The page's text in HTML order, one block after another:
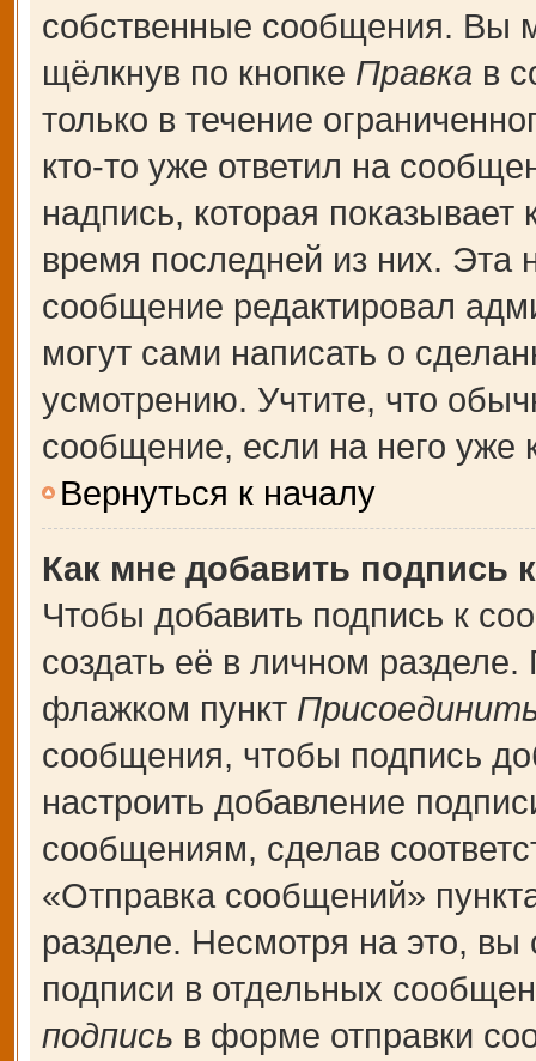
собственные сообщения. Вы
щёлкнув по кнопке Правка в
только в течение
кто-то уже ответил на
надпись, которая показывает
время последней из них. Эта
сообщение редактировал
могут сами написать о
усмотрению. Учтите, что
сообщение, если на него уже
Вернуться к началу
Как мне добавить подпись
Чтобы добавить подпись к
создать её в личном
флажком пункт
сообщения, чтобы подпись
настроить добавление
сообщениям, сделав
«Отправка сообщений»
разделе. Несмотря на это,
подписи в отдельных
подпись в форме отправки